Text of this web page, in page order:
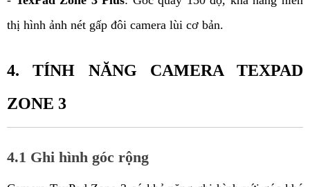
thị hình ảnh nét gấp đôi camera lùi cơ bản.
4. TÍNH NĂNG CAMERA TEXPAD
ZONE 3
4.1 Ghi hình góc rộng